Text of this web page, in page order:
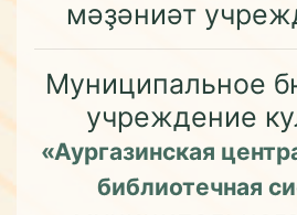
мәҙәниәт
Муниципальное
учреждение
«Аургазинская
библиотечная